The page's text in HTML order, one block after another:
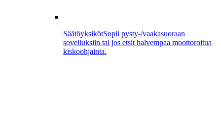
SäätöyksikötSopii pysty-/vaakasuoraan
sovelluksiin tai jos etsit halvempaa moottoroitua
kiskoohjainta.